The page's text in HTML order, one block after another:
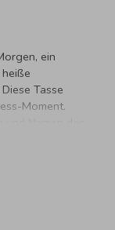
ein
Tasse
Moment.